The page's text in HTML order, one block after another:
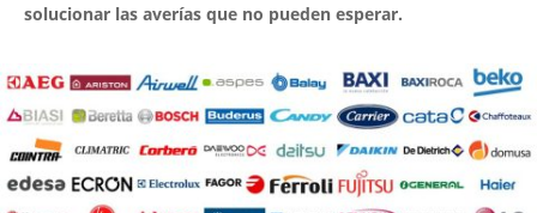
solucionar las averías que no pueden esperar.